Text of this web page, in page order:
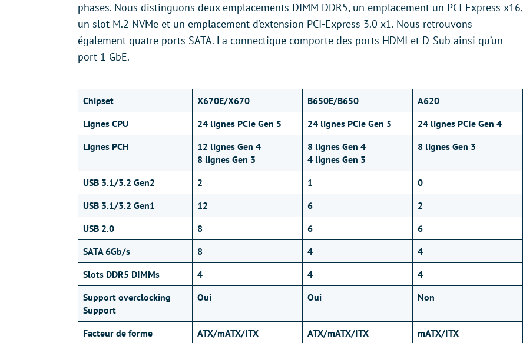
phases. Nous distinguons deux emplacements DIMM DDR5, un emplacement un PCI-Express x16,
un slot M.2 NVMe et un emplacement d’extension PCI-Express 3.0 x1. Nous retrouvons
également quatre ports SATA. La connectique comporte des ports HDMI et D-Sub ainsi qu’un
port 1 GbE.
Chipset X670E/X670 B650E/B650
A620
Lignes CPU
24 lignes PCIe Gen 5 24 lignes PCIe Gen 5
24 lignes PCIe Gen 4
Lignes PCH
12 lignes Gen 4
8 lignes Gen 3
8 lignes Gen 4
4 lignes Gen 3
8 lignes Gen 3
USB 3.1/3.2 Gen2 2 1
0
USB 3.1/3.2 Gen1
12 6
2
USB 2.0
8 6
6
SATA 6Gb/s
8 4
4
Slots DDR5 DIMMs
4 4
4
Support overclocking
Support
Oui Oui Non
Facteur de forme ATX/mATX/ITX ATX/mATX/ITX mATX/ITX